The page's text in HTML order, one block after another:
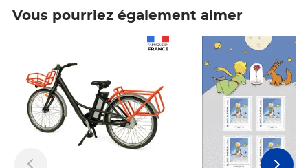
Vous pourriez également aimer
Prix 7,50€